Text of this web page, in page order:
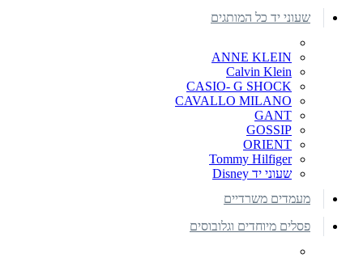
שעוני יד כל המותגים
ANNE KLEIN
Calvin Klein
CASIO- G SHOCK
CAVALLO MILANO
GANT
GOSSIP
ORIENT
Tommy Hilfiger
שעוני יד Disney
מעמדים משרדיים
פסלים מיוחדים וגלובוסים